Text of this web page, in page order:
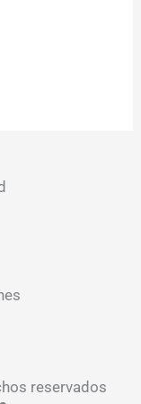
reservados